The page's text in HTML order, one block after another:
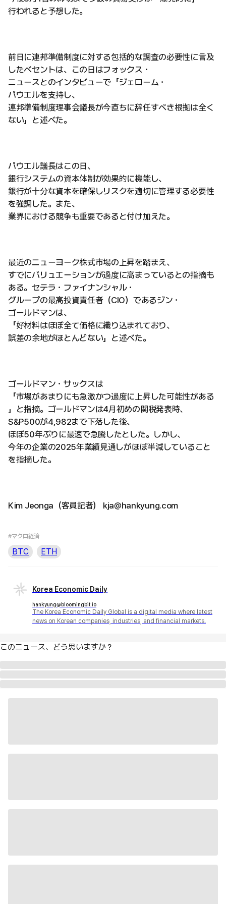
行われると予想した。
前日に連邦準備制度に対する包括的な調査の必要性に言及
したベセントは、この日はフォックス・
ニュースとのインタビューで「ジェローム・
パウエルを支持し、
連邦準備制度理事会議長が今直ちに辞任すべき根拠は全く
ない」と述べた。
パウエル議長はこの日、
銀行システムの資本体制が効果的に機能し、
銀行が十分な資本を確保しリスクを適切に管理する必要性
を強調した。また、
業界における競争も重要であると付け加えた。
最近のニューヨーク株式市場の上昇を踏まえ、
すでにバリュエーションが過度に高まっているとの指摘も
ある。セテラ・ファイナンシャル・
グループの最高投資責任者（CIO）であるジン・
ゴールドマンは、
「好材料はほぼ全て価格に織り込まれており、
誤差の余地がほとんどない」と述べた。
ゴールドマン・サックスは
「市場があまりにも急激かつ過度に上昇した可能性がある
」と指摘。ゴールドマンは4月初めの関税発表時、
S&P500が4,982まで下落した後、
ほぼ50年ぶりに最速で急騰したとした。しかし、
今年の企業の2025年業績見通しがほぼ半減していること
を指摘した。
Kim Jeonga（客員記者） kja@hankyung.com
#マクロ経済
BTC ETH
Korea Economic Daily
hankyung@bloomingbit.io
The Korea Economic Daily Global is a digital media where latest
news on Korean companies, industries, and financial markets.
このニュース、どう思いますか？